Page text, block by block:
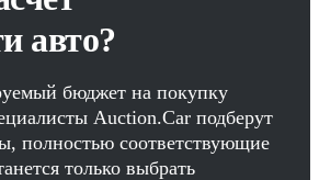
авто?
бюджет на покупку
Auction.Car подберут
полностью соответствующие
только выбрать